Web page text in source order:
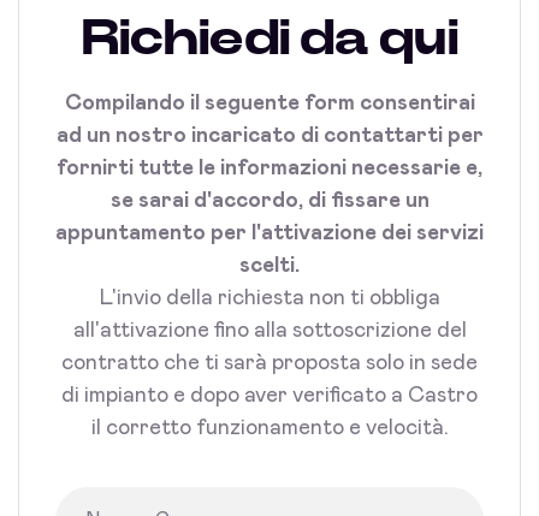
Richiedi da qui
Compilando il seguente form consentirai
ad un nostro incaricato di contattarti per
fornirti tutte le informazioni necessarie e,
se sarai d'accordo, di fissare un
appuntamento per l'attivazione dei servizi
scelti.
L'invio della richiesta non ti obbliga
all'attivazione fino alla sottoscrizione del
contratto che ti sarà proposta solo in sede
di impianto e dopo aver verificato a Castro
il corretto funzionamento e velocità.